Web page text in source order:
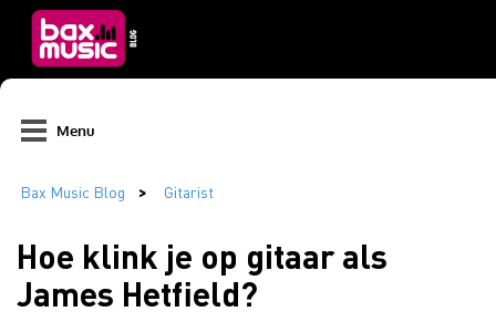
Menu
Hoe klink je op gitaar als
James Hetfield?